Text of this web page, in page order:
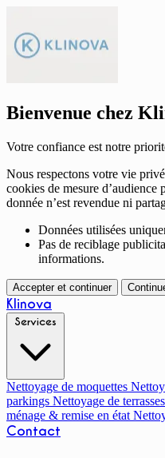
Bienvenue chez
Votre confiance est notre
Nous respectons votre vie
cookies de mesure
donnée n’est revendue ni
Données utilisées
Pas de reciblage
informations.
Accepter et continuer
Klinova
Nettoyage de moquettes
parkings Nettoyage de terrasses
ménage & remise en état
Contact